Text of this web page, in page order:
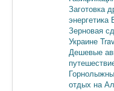
Заготовка
энергетика
Зерновая
Украине
Дешевые
отдых на